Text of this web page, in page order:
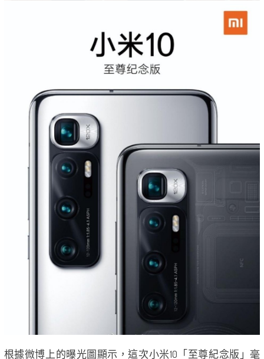
根據微博上的曝光圖顯示，這次小米10「至尊紀念版」毫